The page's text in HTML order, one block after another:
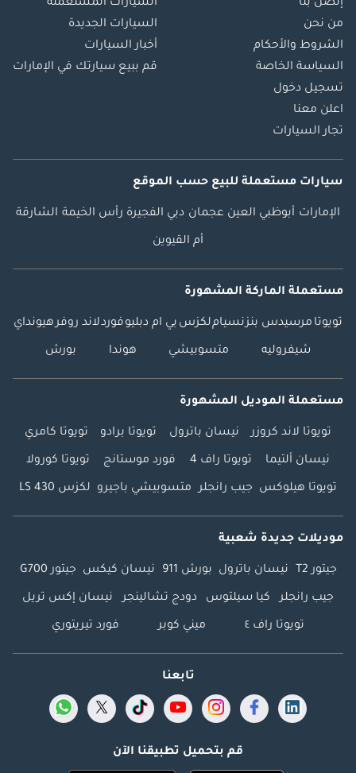
إتصل بنا
من نحن
الشروط والأحكام
السياسة الخاصة
تسجيل دخول
اعلن معنا
تجار السيارات
السيارات المستعملة
السيارات الجديدة
أخبار السيارات
قم ببيع سيارتك في الإمارات
سيارات مستعملة للبيع حسب الموقع
الإمارات أبوظبي العين عجمان دبي الفجيرة رأس الخيمة الشارقة
أم القيوين
مستعملة الماركة المشهورة
تويوتا مرسيدس بنزنسياملكزس بي ام دبليوفوردلاند روفرهيونداي
شيفروليه متسوبيشي هوندا بورش
مستعملة الموديل المشهورة
تويوتا لاند كروزر نيسان باترول تويوتا برادو تويوتا كامري
نيسان ألتيما تويوتا راف 4 فورد موستانج تويوتا كورولا
تويوتا هيلوكس جيب رانجلر متسوبيشي باجيرو لكزس LS 430
موديلات جديدة شعبية
جيتور T2 نيسان باترول بورش 911 نيسان كيكس جيتور G700
جيب رانجلر كيا سيلتوس دودج تشالينجر نيسان إكس تريل
تويوتا راف ٤ ميني كوبر فورد تيريتوري
تابعنا
قم بتحميل تطبيقنا الآن